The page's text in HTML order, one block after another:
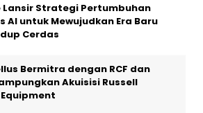
Lansir Strategi Pertumbuhan
AI untuk Mewujudkan Era Baru
Cerdas
Bermitra dengan RCF dan
Akuisisi Russell